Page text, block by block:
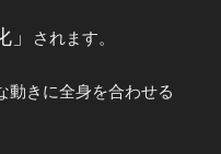
されます。
動きに全身を合わせる